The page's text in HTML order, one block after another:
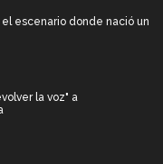
el escenario donde nació un
la voz" a